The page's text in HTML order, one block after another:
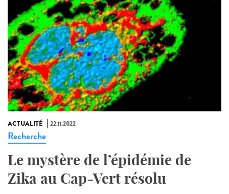
ACTUALITÉ 22.11.2022
Recherche
Le mystère de l’épidémie de
Zika au Cap-Vert résolu